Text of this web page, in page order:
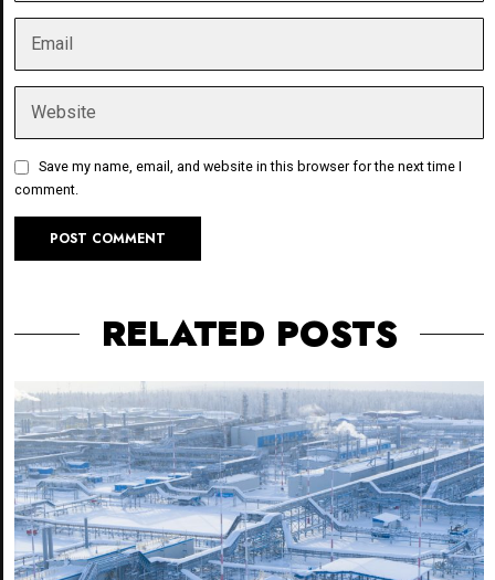
Save my name, email, and website in this browser for the next time I
comment.
RELATED POSTS